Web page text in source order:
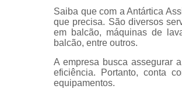
Saiba que com a Antártica
que precisa. São diversos
em balcão, máquinas de
balcão, entre outros.
A empresa busca assegurar
eficiência. Portanto, conta
equipamentos.